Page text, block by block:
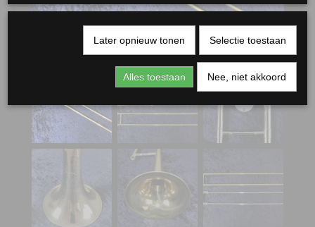
Later opnieuw tonen Selectie toestaan
Alles toestaan Nee, niet akkoord